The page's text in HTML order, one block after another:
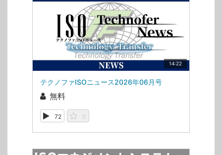
14:22
テクノファISOニュース2026年06月号
無料
72 0